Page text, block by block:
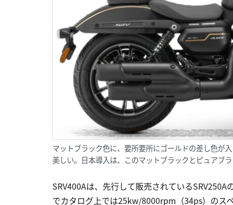
マットブラック色に、要所要所にゴールドの差し色が
美しい。日本導入は、このマットブラックとピュアブラ
SRV400Aは、先行して販売されている
でカタログ上では25kw/8000rpm（34ps）のス